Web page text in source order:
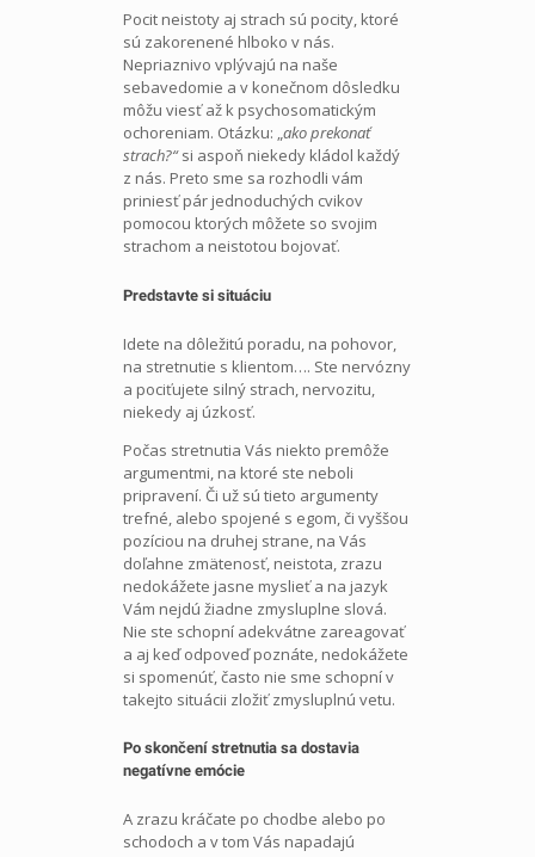
Pocit neistoty aj strach sú pocity, ktoré
sú zakorenené hlboko v nás.
Nepriaznivo vplývajú na naše
sebavedomie a v konečnom dôsledku
môžu viesť až k psychosomatickým
ochoreniam. Otázku: „ako prekonať
strach?“si aspoň niekedy kládol každý
z nás. Preto sme sa rozhodli vám
priniesť pár jednoduchých cvikov
pomocou ktorých môžete so svojim
strachom a neistotou bojovať.
Predstavte si situáciu
Idete na dôležitú poradu, na pohovor,
na stretnutie s klientom…. Ste nervózny
a pociťujete silný strach, nervozitu,
niekedy aj úzkosť.
Počas stretnutia Vás niekto premôže
argumentmi, na ktoré ste neboli
pripravení. Či už sú tieto argumenty
trefné, alebo spojené s egom, či vyššou
pozíciou na druhej strane, na Vás
doľahne zmätenosť, neistota, zrazu
nedokážete jasne myslieť a na jazyk
Vám nejdú žiadne zmysluplne slová.
Nie ste schopní adekvátne zareagovať
a aj keď odpoveď poznáte, nedokážete
si spomenúť, často nie sme schopní v
takejto situácii zložiť zmysluplnú vetu.
Po skončení stretnutia sa dostavia
negatívne emócie
A zrazu kráčate po chodbe alebo po
schodoch a v tom Vás napadajú